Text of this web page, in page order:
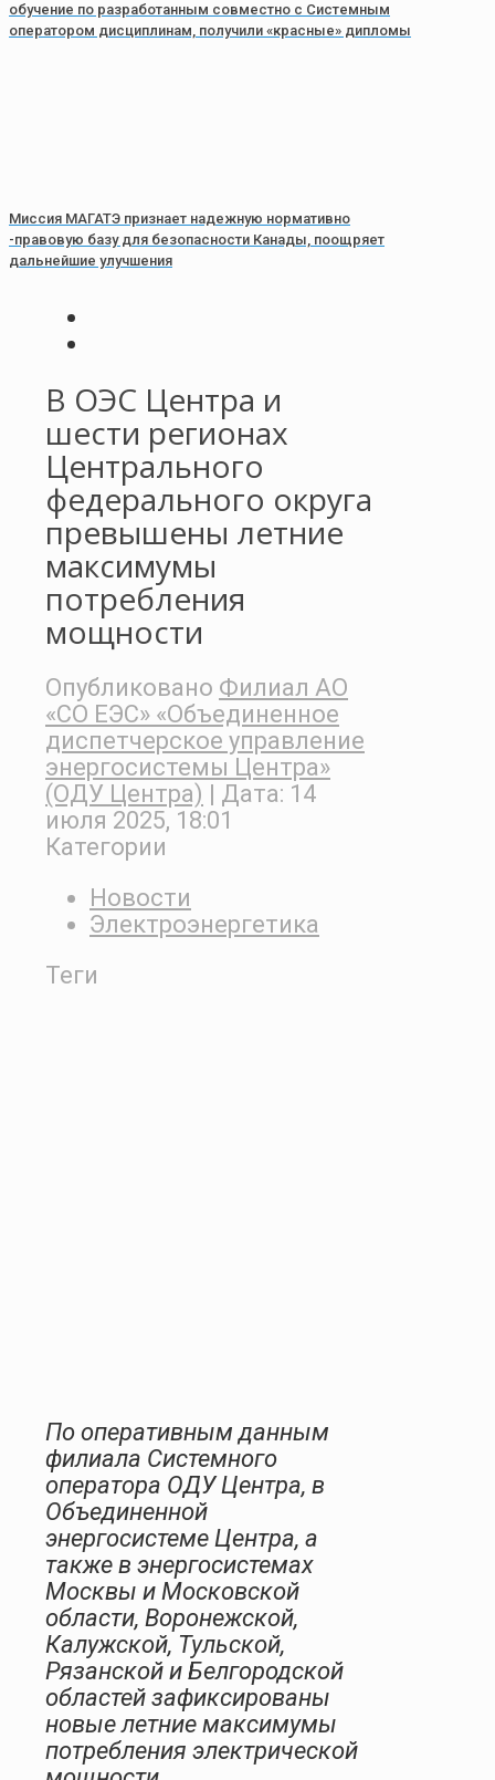
обучение по разработанным совместно с Системным
оператором дисциплинам, получили «красные» дипломы
Миссия МАГАТЭ признает надежную нормативно
-правовую базу для безопасности Канады, поощряет
дальнейшие улучшения
В ОЭС Центра и
шести регионах
Центрального
федерального округа
превышены летние
максимумы
потребления
мощности
Опубликовано Филиал АО
«СО ЕЭС» «Объединенное
диспетчерское управление
энергосистемы Центра»
(ОДУ Центра) | Дата: 14
июля 2025, 18:01
Категории
Новости
Электроэнергетика
Теги
По оперативным данным
филиала Системного
оператора ОДУ Центра, в
Объединенной
энергосистеме Центра, а
также в энергосистемах
Москвы и Московской
области, Воронежской,
Калужской, Тульской,
Рязанской и Белгородской
областей зафиксированы
новые летние максимумы
потребления электрической